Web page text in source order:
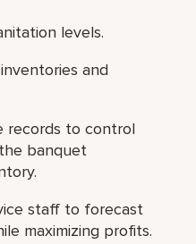
levels.
and
records to control
banquet
staff to forecast
maximizing profits.